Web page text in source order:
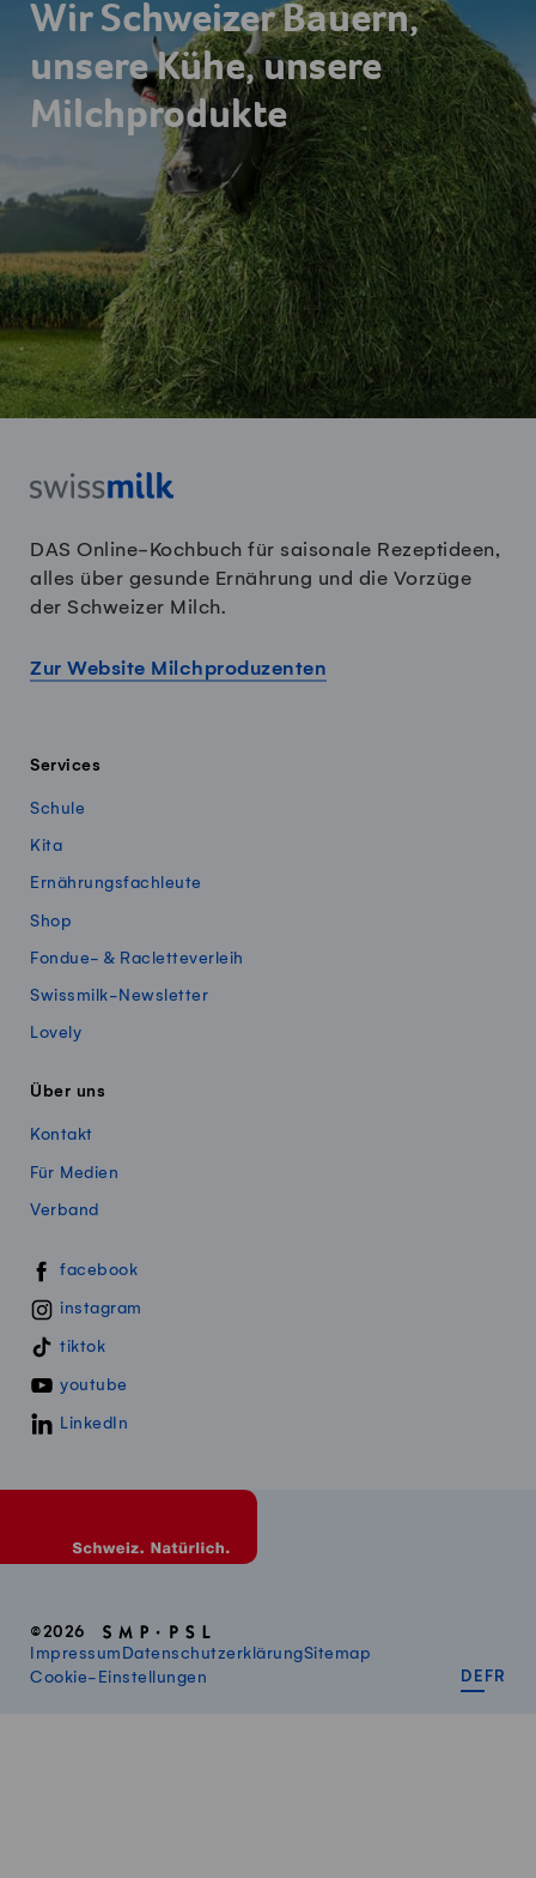
Wir Schweizer Bauern,
unsere Kühe, unsere
Milchprodukte
DAS Online-Kochbuch für saisonale Rezeptideen,
alles über gesunde Ernährung und die Vorzüge
der Schweizer Milch.
Zur Website Milchproduzenten
Services
Schule
Kita
Ernährungsfachleute
Shop
Fondue- & Racletteverleih
Swissmilk-Newsletter
Lovely
Über uns
Kontakt
Für Medien
Verband
Swissmillk auf Social Media
facebook
instagram
tiktok
youtube
LinkedIn
©2026
Impressum DatenschutzerklärungSitemap
Cookie-Einstellungen
DE FR